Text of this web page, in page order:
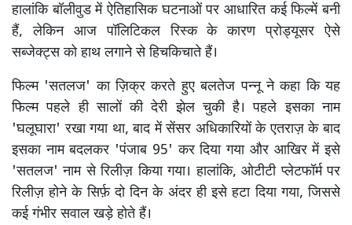
हालांकि बॉलीवुड में ऐतिहासिक घटनाओं पर आधारित कई फिल्में बनी
हैं, लेकिन आज पॉलिटिकल रिस्क के कारण प्रोड्यूसर ऐसे
सब्जेक्ट्स को हाथ लगाने से हिचकिचाते हैं।
फिल्म 'सतलज' का ज़िक्र करते हुए बलतेज पन्नू ने कहा कि यह
फिल्म पहले ही सालों की देरी झेल चुकी है। पहले इसका नाम
'घलूघारा' रखा गया था, बाद में सेंसर अधिकारियों के एतराज़ के बाद
इसका नाम बदलकर 'पंजाब 95' कर दिया गया और आखिर में इसे
'सतलज' नाम से रिलीज़ किया गया। हालांकि, ओटीटी प्लेटफॉर्म पर
रिलीज़ होने के सिर्फ़ दो दिन के अंदर ही इसे हटा दिया गया, जिससे
कई गंभीर सवाल खड़े होते हैं।